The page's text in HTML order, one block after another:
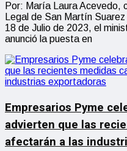
Por: María Laura Acevedo,
Legal de San Martín
18 de Julio de 2023, el
anunció la puesta en
Empresarios Pyme
advierten que las
afectarán a las